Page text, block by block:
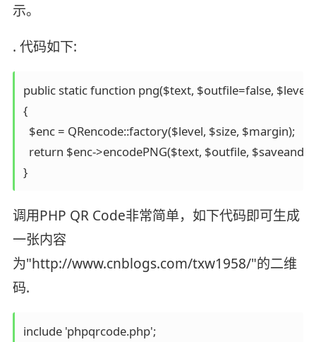
示。
. 代码如下:
public static function png($text, $outfile=false,
{
  $enc = QRencode::factory($level, $size, $margin);
return $enc->encodePNG($text, $outfile,
}
调用PHP QR Code非常简单，如下代码即可生成
一张内容
为"http://www.cnblogs.com/txw1958/"的二维
码.
include 'phpqrcode.php';